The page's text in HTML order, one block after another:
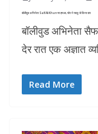
बॉलीवुड अभिनेता Saif Ali Khan पर हमला, चोर ने चाकू से किया वार
बॉलीवुड अभिनेता
देर रात एक अज्ञात
Read More